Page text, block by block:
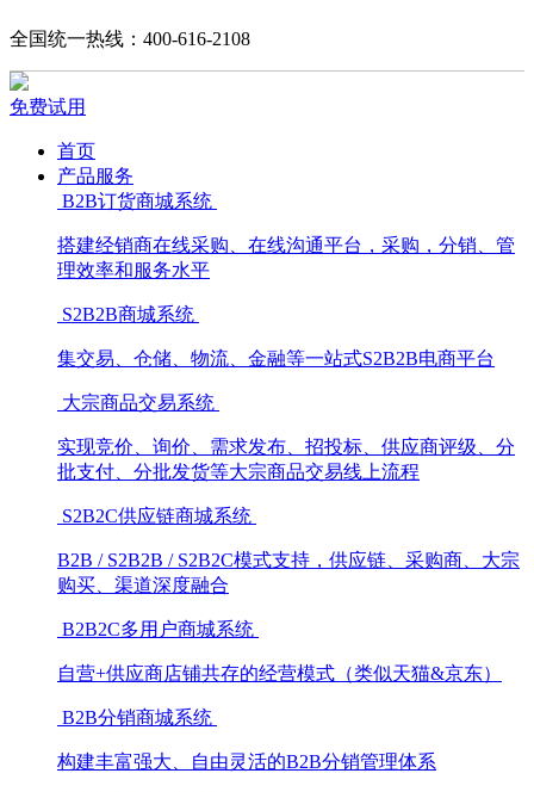
全国统一热线：400-616-2108
免费试用
首页
产品服务
B2B订货商城系统
搭建经销商在线采购、在线沟通平台，采购，分销、管
理效率和服务水平
S2B2B商城系统
集交易、仓储、物流、金融等一站式S2B2B电商平台
大宗商品交易系统
实现竞价、询价、需求发布、招投标、供应商评级、分
批支付、分批发货等大宗商品交易线上流程
S2B2C供应链商城系统
B2B / S2B2B / S2B2C模式支持，供应链、采购商、大宗
购买、渠道深度融合
B2B2C多用户商城系统
自营+供应商店铺共存的经营模式（类似天猫&京东）
B2B分销商城系统
构建丰富强大、自由灵活的B2B分销管理体系